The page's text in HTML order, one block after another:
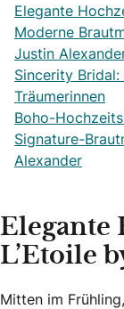
Elegante
Moderne
Justin
Sincerity
Träumerinnen
Boho-
Signature-
Alexander
Elegante
L’Etoile
Mitten im